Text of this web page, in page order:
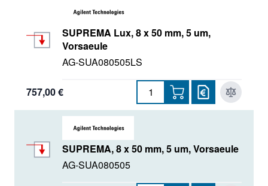
SUPREMA Lux, 8 x 50 mm, 5 um,
Vorsaeule
AG-SUA080505LS
757,00 €
SUPREMA, 8 x 50 mm, 5 um, Vorsaeule
AG-SUA080505